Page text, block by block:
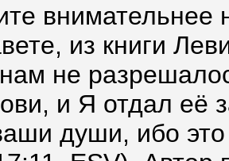
из книги
не
и Я отдал её
души, ибо